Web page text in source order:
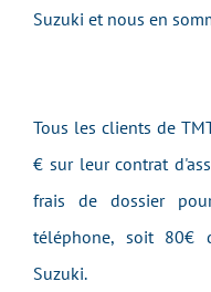
Suzuki et nous en
Tous les clients de
€ sur leur contrat
frais de dossier
téléphone, soit 80€
Suzuki.